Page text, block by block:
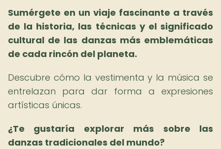
Sumérgete en un viaje fascinante a través
de la historia, las técnicas y el significado
cultural de las danzas más emblemáticas
de cada rincón del planeta.
Descubre cómo la vestimenta y la música se
entrelazan para dar forma a expresiones
artísticas únicas.
¿Te gustaría explorar más sobre las
danzas tradicionales del mundo?